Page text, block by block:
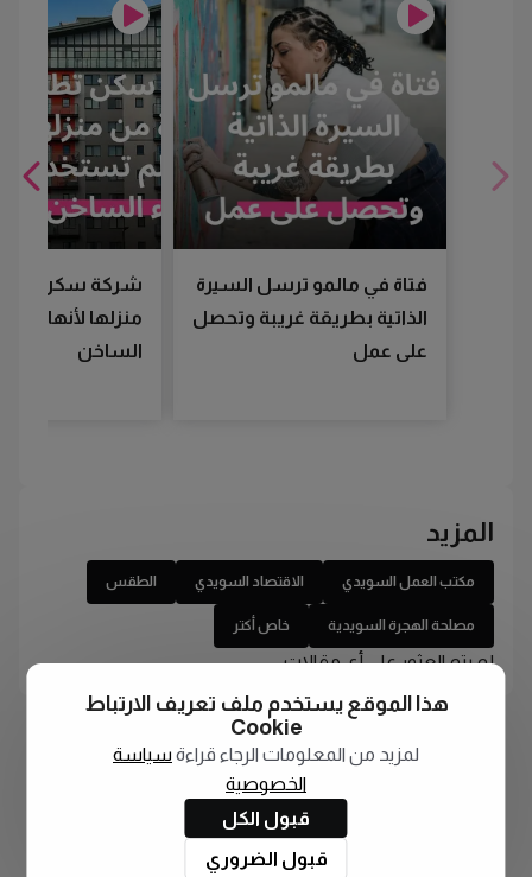
فتاة في مالمو ترسل السيرة
الذاتية بطريقة غريبة وتحصل
على عمل
شركة سكن
منزلها لأنها لم
الساخن
المزيد
مكتب العمل السويدي الاقتصاد السويدي الطقس
مصلحة الهجرة السويدية خاص أكتر
لم يتم العثور على أي مقالات
هذا الموقع يستخدم ملف تعريف الارتباط
Cookie
لمزيد من المعلومات الرجاء قراءة سياسة
الخصوصية
قبول الكل
قبول الضروري